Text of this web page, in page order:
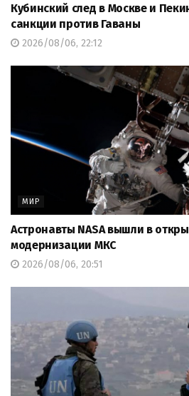
Кубинский след в Москве и
санкции против Гаваны
2026/08/06, 22:12
МИР
Астронавты NASA вышли в
модернизации МКС
2026/08/06, 20:51